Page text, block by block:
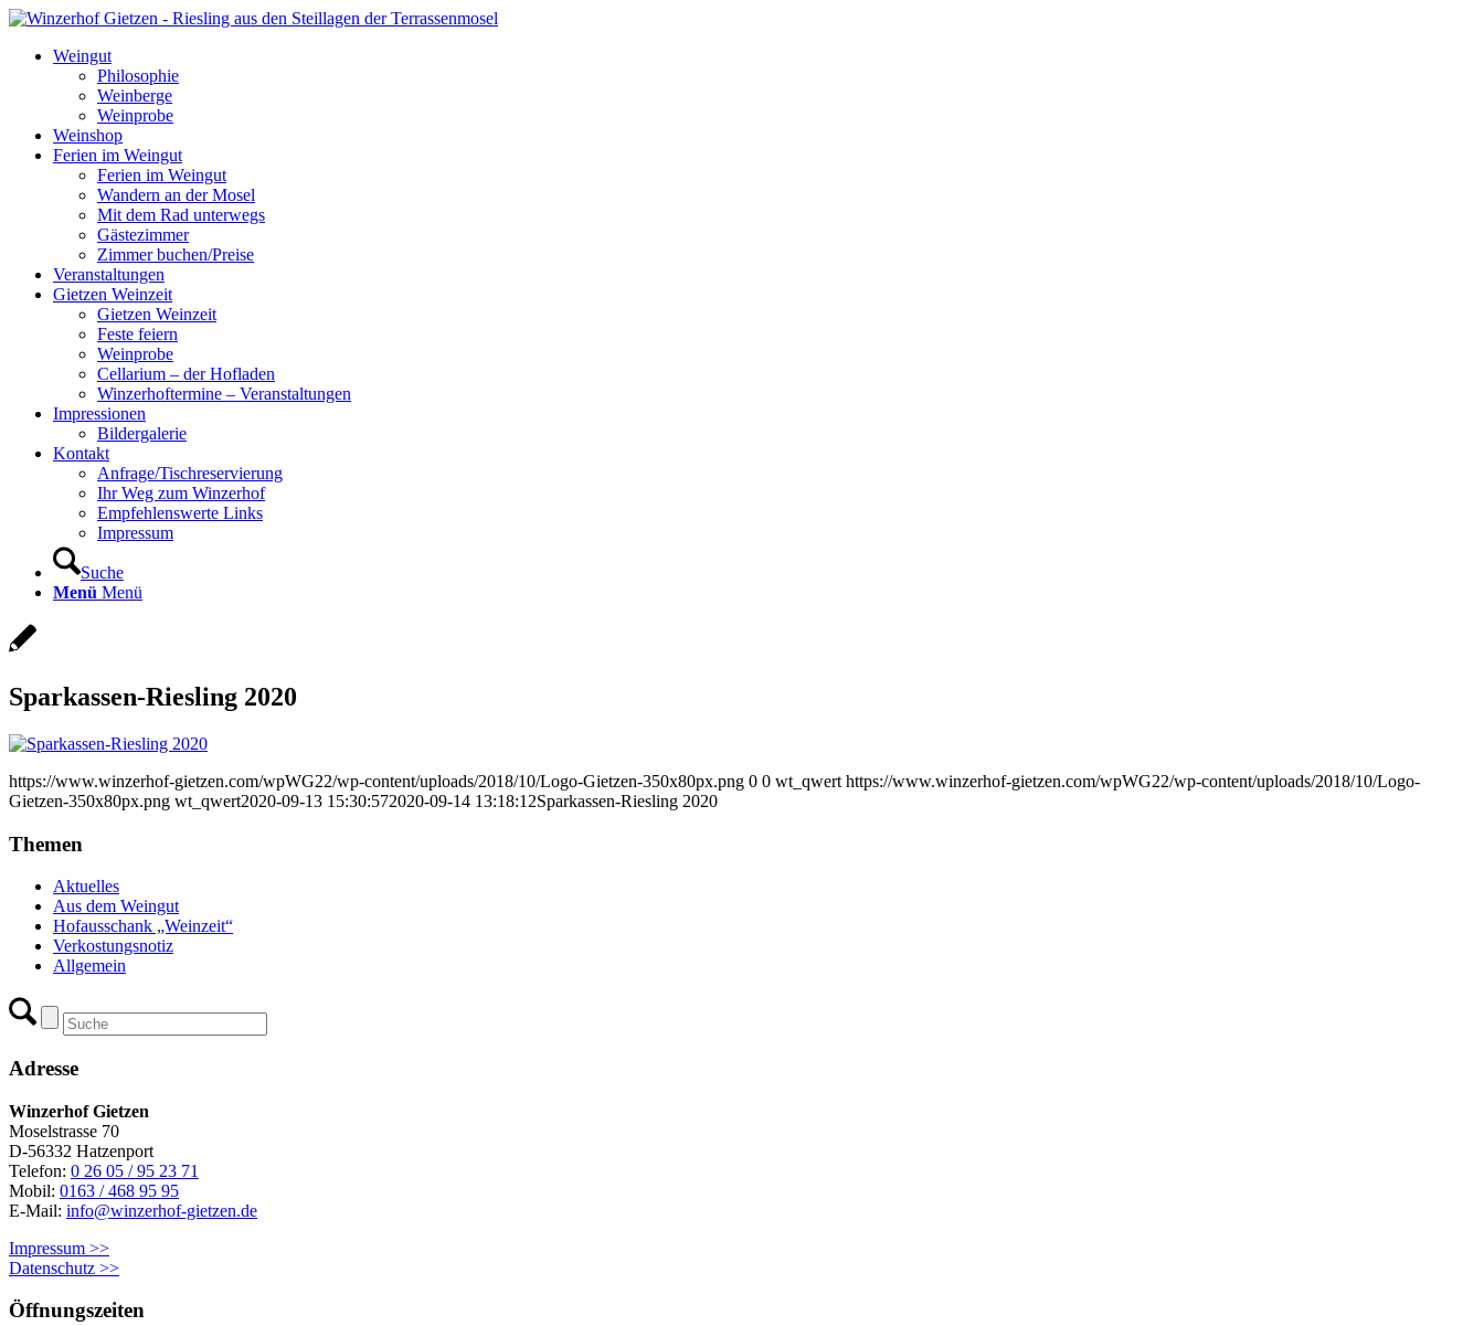
Weingut
Philosophie
Weinberge
Weinprobe
Weinshop
Ferien im Weingut
Ferien im Weingut
Wandern an der Mosel
Mit dem Rad unterwegs
Gästezimmer
Zimmer buchen/Preise
Veranstaltungen
Gietzen Weinzeit
Gietzen Weinzeit
Feste feiern
Weinprobe
Cellarium – der Hofladen
Winzerhoftermine – Veranstaltungen
Impressionen
Bildergalerie
Kontakt
Anfrage/Tischreservierung
Ihr Weg zum Winzerhof
Empfehlenswerte Links
Impressum
Suche
Menü Menü
Sparkassen-Riesling 2020
https://www.winzerhof-gietzen.com/wpWG22/wp-content/uploads/2018/10/Logo-Gietzen-350x80px.png 0 0 wt_qwert https://www.winzerhof-gietzen.com/wpWG22/wp-content/uploads/2018/10/Logo-
Gietzen-350x80px.png wt_qwert2020-09-13 15:30:572020-09-14 13:18:12Sparkassen-Riesling 2020
Themen
Aktuelles
Aus dem Weingut
Hofausschank „Weinzeit“
Verkostungsnotiz
Allgemein
Adresse
Winzerhof Gietzen
Moselstrasse 70
D-56332 Hatzenport
Telefon: 0 26 05 / 95 23 71
Mobil: 0163 / 468 95 95
E-Mail: info@winzerhof-gietzen.de
Impressum >>
Datenschutz >>
Öffnungszeiten